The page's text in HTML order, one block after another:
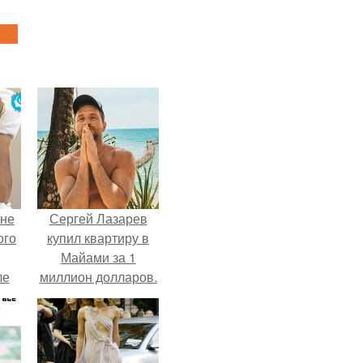
Сергей Лазарев
купил квартиру в
Майами за 1
миллион долларов.